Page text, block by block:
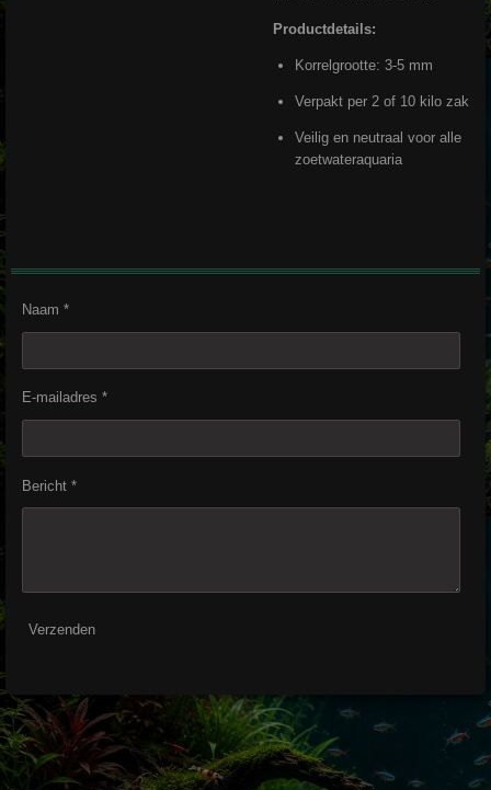
Productdetails:
Korrelgrootte: 3-5 mm
Verpakt per 2 of 10 kilo zak
Veilig en neutraal voor alle
zoetwateraquaria
Naam *
E-mailadres *
Bericht *
Verzenden